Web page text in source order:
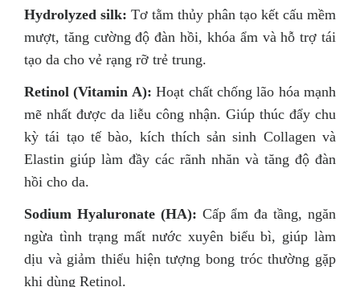
Hydrolyzed silk: Tơ tằm thủy phân tạo kết cấu mềm
mượt, tăng cường độ đàn hồi, khóa ẩm và hỗ trợ tái
tạo da cho vẻ rạng rỡ trẻ trung.
Retinol (Vitamin A): Hoạt chất chống lão hóa mạnh
mẽ nhất được da liễu công nhận. Giúp thúc đẩy chu
kỳ tái tạo tế bào, kích thích sản sinh Collagen và
Elastin giúp làm đầy các rãnh nhăn và tăng độ đàn
hồi cho da.
Sodium Hyaluronate (HA): Cấp ẩm đa tầng, ngăn
ngừa tình trạng mất nước xuyên biểu bì, giúp làm
dịu và giảm thiểu hiện tượng bong tróc thường gặp
khi dùng Retinol.